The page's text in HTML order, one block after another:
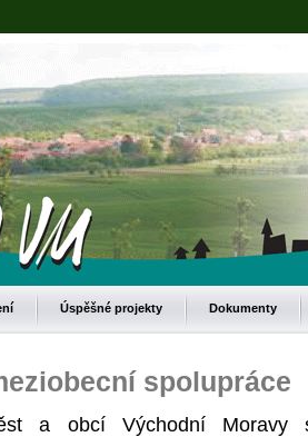
Úspěšné projekty Dokumenty
spolupráce
a obcí Východní Moravy